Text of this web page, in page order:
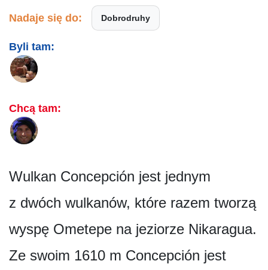
Nadaje się do: Dobrodruhy
Byli tam:
Chcą tam:
Wulkan Concepción jest jednym
z dwóch wulkanów, które razem tworzą
wyspę Ometepe na jeziorze Nikaragua.
Ze swoim 1610 m Concepción jest